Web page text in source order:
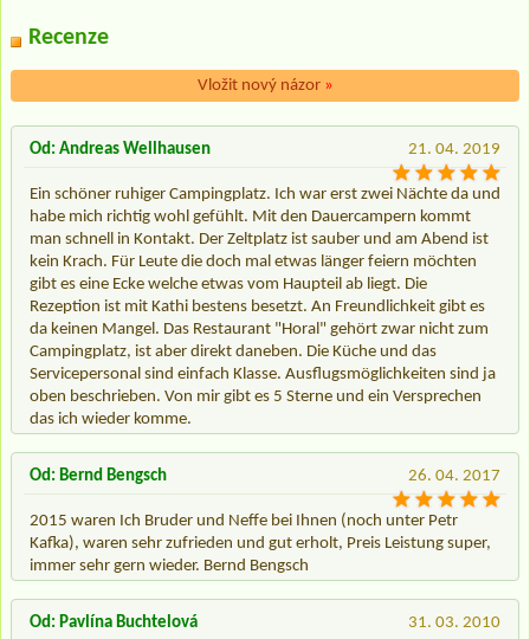
Recenze
Vložit nový názor »
21. 04. 2019
Od: Andreas Wellhausen
Ein schöner ruhiger Campingplatz. Ich war erst zwei Nächte da und
habe mich richtig wohl gefühlt. Mit den Dauercampern kommt
man schnell in Kontakt. Der Zeltplatz ist sauber und am Abend ist
kein Krach. Für Leute die doch mal etwas länger feiern möchten
gibt es eine Ecke welche etwas vom Haupteil ab liegt. Die
Rezeption ist mit Kathi bestens besetzt. An Freundlichkeit gibt es
da keinen Mangel. Das Restaurant "Horal" gehört zwar nicht zum
Campingplatz, ist aber direkt daneben. Die Küche und das
Servicepersonal sind einfach Klasse. Ausflugsmöglichkeiten sind ja
oben beschrieben. Von mir gibt es 5 Sterne und ein Versprechen
das ich wieder komme.
26. 04. 2017
Od: Bernd Bengsch
2015 waren Ich Bruder und Neffe bei Ihnen (noch unter Petr
Kafka), waren sehr zufrieden und gut erholt, Preis Leistung super,
immer sehr gern wieder. Bernd Bengsch
31. 03. 2010
Od: Pavlína Buchtelová